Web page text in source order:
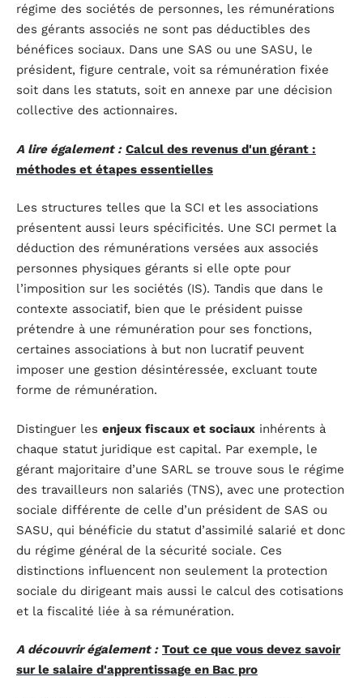
régime des sociétés de personnes, les rémunérations
des gérants associés ne sont pas déductibles des
bénéfices sociaux. Dans une SAS ou une SASU, le
président, figure centrale, voit sa rémunération fixée
soit dans les statuts, soit en annexe par une décision
collective des actionnaires.
A lire également : Calcul des revenus d'un gérant :
méthodes et étapes essentielles
Les structures telles que la SCI et les associations
présentent aussi leurs spécificités. Une SCI permet la
déduction des rémunérations versées aux associés
personnes physiques gérants si elle opte pour
l’imposition sur les sociétés (IS). Tandis que dans le
contexte associatif, bien que le président puisse
prétendre à une rémunération pour ses fonctions,
certaines associations à but non lucratif peuvent
imposer une gestion désintéressée, excluant toute
forme de rémunération.
Distinguer les enjeux fiscaux et sociaux inhérents à
chaque statut juridique est capital. Par exemple, le
gérant majoritaire d’une SARL se trouve sous le régime
des travailleurs non salariés (TNS), avec une protection
sociale différente de celle d’un président de SAS ou
SASU, qui bénéficie du statut d’assimilé salarié et donc
du régime général de la sécurité sociale. Ces
distinctions influencent non seulement la protection
sociale du dirigeant mais aussi le calcul des cotisations
et la fiscalité liée à sa rémunération.
A découvrir également : Tout ce que vous devez savoir
sur le salaire d'apprentissage en Bac pro